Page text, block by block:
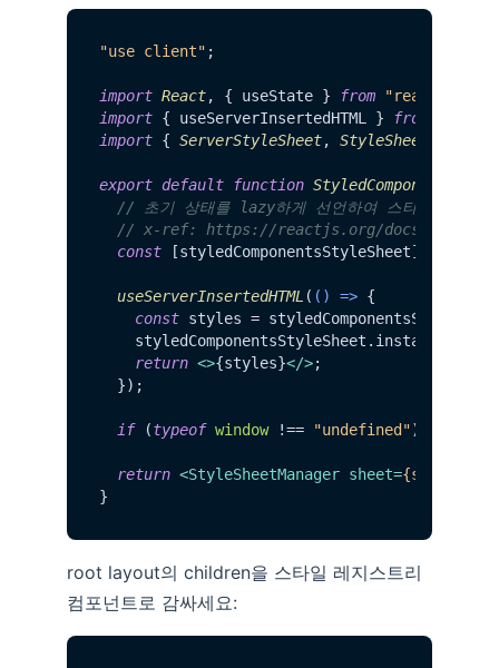
"use client" ;
import React, { useState } from "react"
import { useServerInsertedHTML } from
import { ServerStyleSheet, StyleSheetManager
export default function
// 초기 상태를 lazy하게 선언하여 스타일시트를
// x-ref: https://reactjs.org/docs/hooks-
const [styledComponentsStyleSheet] =
useServerInsertedHTML ( () => {
const styles =
    styledComponentsStyleSheet.
instance
return <>{styles}</>;
  });
if (typeof window !== "undefined")
return <StyleSheetManager sheet=
root layout의 children을 스타일 레지스트리
컴포넌트로 감싸세요: